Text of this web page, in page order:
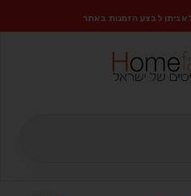
ניתן לבצע הזמנות באתר